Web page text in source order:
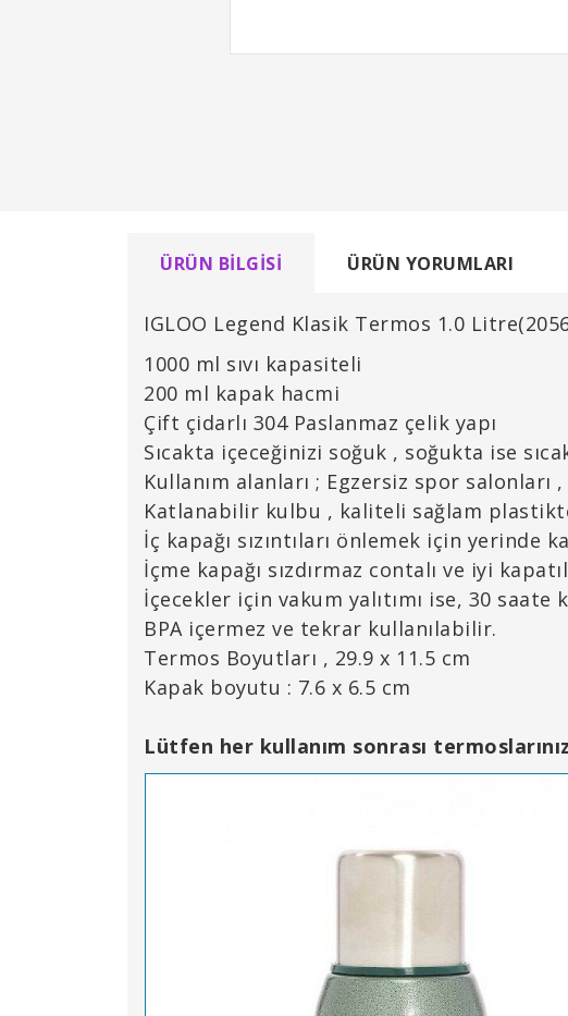
ÜRÜN BILGISI ÜRÜN YORUMLARI
IGLOO Legend Klasik Termos 1.0
1000 ml sıvı kapasiteli
200 ml kapak hacmi
Çift çidarlı 304 Paslanmaz çelik yapı
Sıcakta içeceğinizi soğuk , soğukta ise
Kullanım alanları ; Egzersiz spor
Katlanabilir kulbu , kaliteli sağlam
İç kapağı sızıntıları önlemek için yerinde
İçme kapağı sızdırmaz contalı ve iyi
İçecekler için vakum yalıtımı ise, 30
BPA içermez ve tekrar
Termos Boyutları , 29.9 x 11.5 cm
Kapak boyutu : 7.6 x 6.5 cm
Lütfen her kullanım sonrası